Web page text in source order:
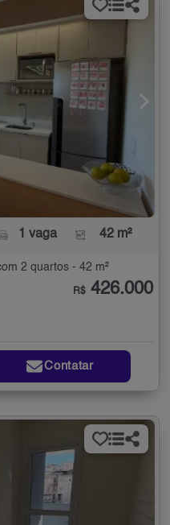
1 vaga 42 m²
2 quartos - 42 m²
R$ 426.000
Contatar